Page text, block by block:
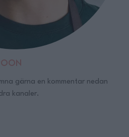
gärna en kommentar nedan
kanaler.